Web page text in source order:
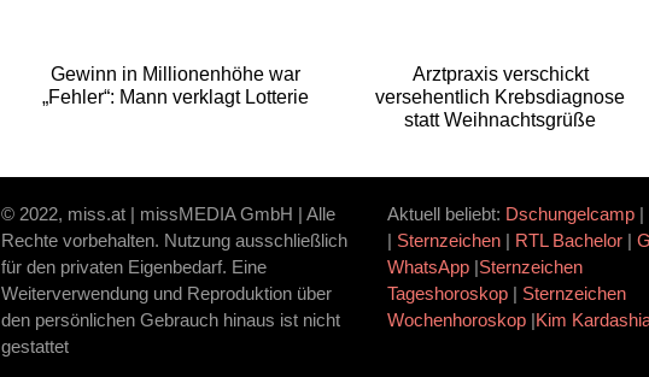
Gewinn in Millionenhöhe war
„Fehler“: Mann verklagt Lotterie
Arztpraxis verschickt
versehentlich Krebsdiagnose
statt Weihnachtsgrüße
© 2022, miss.at | missMEDIA GmbH | Alle
Rechte vorbehalten. Nutzung ausschließlich
für den privaten Eigenbedarf. Eine
Weiterverwendung und Reproduktion über
den persönlichen Gebrauch hinaus ist nicht
gestattet
Aktuell beliebt: Dschungelcamp|
| Sternzeichen| RTL Bachelor|
WhatsApp|Sternzeichen
Tageshoroskop| Sternzeichen
Wochenhoroskop|Kim